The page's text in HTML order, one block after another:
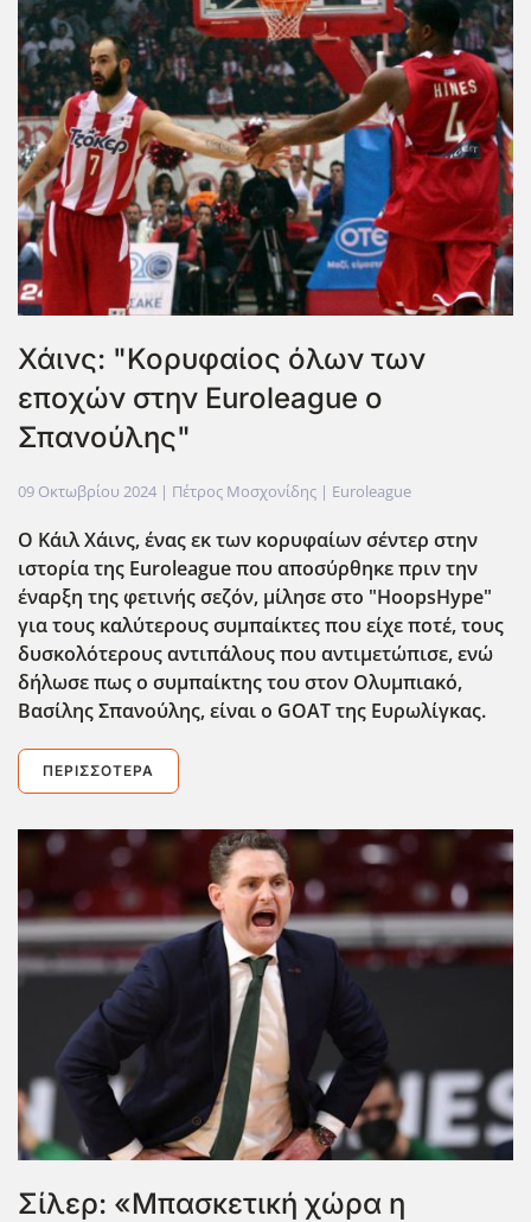
Χάινς: "Κορυφαίος όλων των
εποχών στην Euroleague ο
Σπανούλης"
09 Οκτωβρίου 2024 | Πέτρος Μοσχονίδης | Euroleague
Ο Κάιλ Χάινς, ένας εκ των κορυφαίων σέντερ στην
ιστορία της Euroleague που αποσύρθηκε πριν την
έναρξη της φετινής σεζόν, μίλησε στο "HoopsHype"
για τους καλύτερους συμπαίκτες που είχε ποτέ, τους
δυσκολότερους αντιπάλους που αντιμετώπισε, ενώ
δήλωσε πως ο συμπαίκτης του στον Ολυμπιακό,
Βασίλης Σπανούλης, είναι ο GOAT της Ευρωλίγκας.
ΠΕΡΙΣΣΌΤΕΡΑ
Σίλερ: «Μπασκετική χώρα η